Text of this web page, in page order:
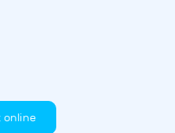
online